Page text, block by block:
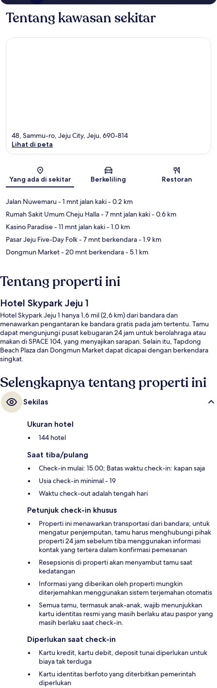
Tentang kawasan sekitar
Peta
48, Sammu-ro, Jeju City, Jeju, 690-814
Lihat di peta
Yang ada di sekitar Berkeliling Restoran
Jalan Nuwemaru- 1 mnt jalan kaki- 0.2 km
Rumah Sakit Umum Cheju Halla- 7 mnt jalan kaki- 0.6 km
Kasino Paradise- 11 mnt jalan kaki- 1.0 km
Pasar Jeju Five-Day Folk- 7 mnt berkendara- 1.9 km
Dongmun Market- 20 mnt berkendara- 5.1 km
Tentang properti ini
Hotel Skypark Jeju 1
Hotel Skypark Jeju 1 hanya 1,6 mil (2,6 km) dari bandara dan
menawarkan pengantaran ke bandara gratis pada jam tertentu. Tamu
dapat mengunjungi pusat kebugaran 24 jam untuk berolahraga atau
makan di SPACE 104, yang menyajikan sarapan. Selain itu, Tapdong
Beach Plaza dan Dongmun Market dapat dicapai dengan berkendara
singkat.
Selengkapnya tentang properti ini
Sekilas
Ukuran hotel
144 hotel
Saat tiba/pulang
Check-in mulai: 15.00; Batas waktu check-in: kapan saja
Usia check-in minimal - 19
Waktu check-out adalah tengah hari
Petunjuk check-in khusus
Properti ini menawarkan transportasi dari bandara; untuk
mengatur penjemputan, tamu harus menghubungi pihak
properti 24 jam sebelum tiba menggunakan informasi
kontak yang tertera dalam konfirmasi pemesanan
Resepsionis di properti akan menyambut tamu saat
kedatangan
Informasi yang diberikan oleh properti mungkin
diterjemahkan menggunakan sistem terjemahan otomatis
Semua tamu, termasuk anak-anak, wajib menunjukkan
kartu identitas resmi yang masih berlaku atau paspor yang
masih berlaku saat check-in.
Diperlukan saat check-in
Kartu kredit, kartu debit, deposit tunai diperlukan untuk
biaya tak terduga
Kartu identitas berfoto yang diterbitkan pemerintah
diperlukan